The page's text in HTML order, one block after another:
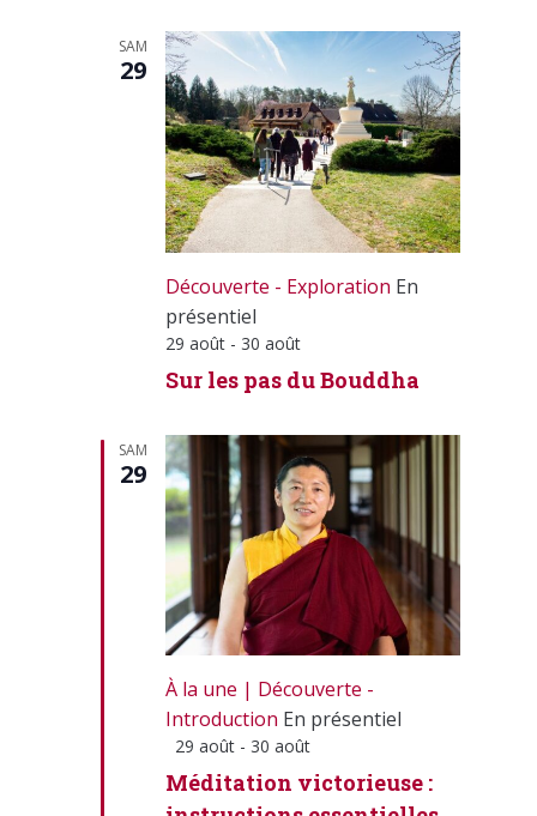
SAM
29
Découverte - Exploration En
présentiel
29 août - 30 août
Sur les pas du Bouddha
SAM
29
À la une
Découverte -
Introduction En présentiel
Mis
avant
29 août - 30 août
Méditation victorieuse :